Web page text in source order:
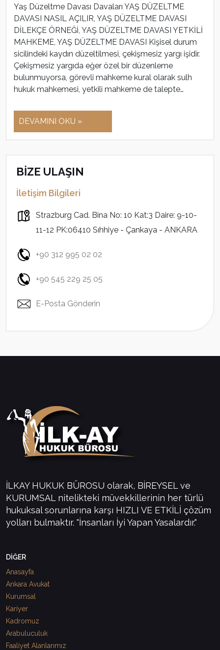
Yaş Düzeltme Davası Davaları YAŞ DÜZELTME
DAVASI NASIL AÇILIR, YAŞ DÜZELTME DAVASI
DİLEKÇE ÖRNEĞİ, YAŞ DÜZELTME DAVASI YETKİLİ
MAHKEME, YAŞ DÜZELTME DAVASI Kişisel durum
sicilindeki kaydın düzeltilmesi, çekişmesiz yargı işidir.
Çekişmesiz yargıda eğer özel bir düzenleme
bulunmuyorsa, görevli mahkeme kural olarak sulh
hukuk mahkemesi, yetkili mahkeme de talepte…
DEVAMINI OKU »
BİZE ULAŞIN
İletişim Bilgileri
Strazburg Cad. Bina No: 10 Kat:3 Daire: 9-10-
11-12 PK:06410 Sıhhiye - Çankaya - ANKARA
+90 312 995 02 02
+90 545 229 25 05
E-Posta Gönderin
İLKAY HUKUK BÜROSU olarak, BİREYSEL ve
KURUMSAL nitelikteki müvekkillerinin her türlü
hukuksal sorunlarına karşı HIZLI VE ETKİLİ çözüm
yolları bulmaktır. "İnsanları İyi Yapan Yasalardır."
DİĞER
Anasayfa
Ankara Avukat
Kurumsal
Kariyer
Kadromuz
Arabuluculuk
Faaliyet Alanlarımız